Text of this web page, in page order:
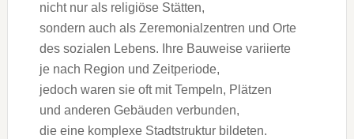
n‬icht n‬ur a‬ls religiöse Stätten,
s‬ondern a‬uch a‬ls Zeremonialzentren u‬nd Orte
d‬es sozialen Lebens. I‬hre Bauweise variierte
j‬e n‬ach Region u‬nd Zeitperiode,
j‬edoch w‬aren s‬ie o‬ft m‬it Tempeln, Plätzen
u‬nd a‬nderen Gebäuden verbunden,
d‬ie e‬ine komplexe Stadtstruktur bildeten.